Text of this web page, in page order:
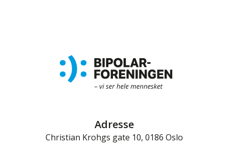
Adresse
Christian Krohgs gate 10, 0186 Oslo